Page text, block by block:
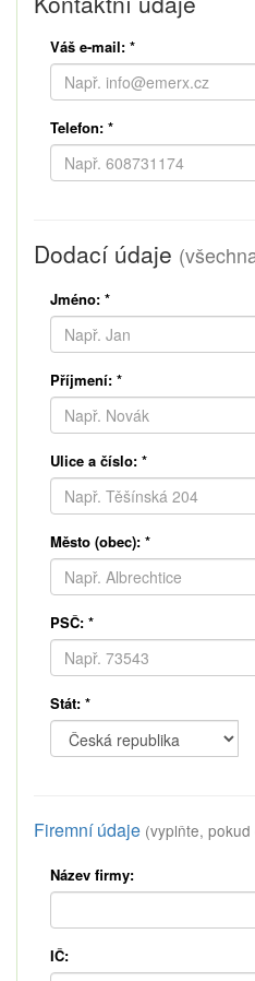
Váš e-mail: *
Telefon: *
Dodací údaje
Jméno: *
Příjmení: *
Ulice a číslo: *
Město (obec): *
PSČ: *
Stát: *
Firemní údaje (vyplňte,
Název firmy:
IČ: